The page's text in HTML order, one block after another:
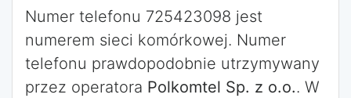
Numer telefonu 725423098 jest
numerem sieci komórkowej. Numer
telefonu prawdopodobnie utrzymywany
przez operatora Polkomtel Sp. z o.o.. W